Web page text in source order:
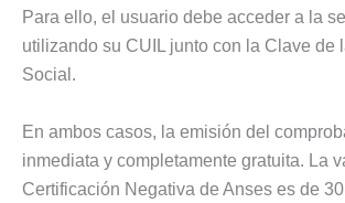
Para ello, el usuario debe acceder a la
utilizando su CUIL junto con la Clave de
Social.
En ambos casos, la emisión del
inmediata y completamente gratuita. La
Certificación Negativa de Anses es de